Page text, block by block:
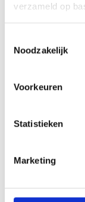
verzameld op
Noodzakelijk
Voorkeuren
Statistieken
Marketing
VAN ONZE GRILL